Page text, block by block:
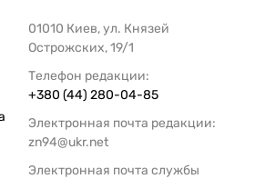
01010 Киев, ул. Князей
Острожских, 19/1
Телефон редакции:
+380 (44) 280-04-85
Электронная почта редакции:
zn94@ukr.net
Электронная почта службы